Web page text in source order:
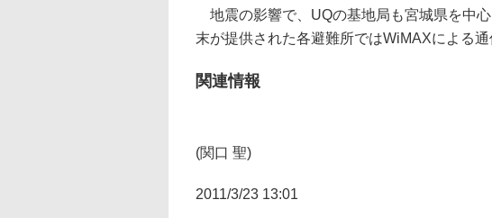
地震の影響で、UQの基地局も宮城県を中
末が提供された各避難所ではWiMAXによる通
関連情報
(関口 聖)
2011/3/23 13:01